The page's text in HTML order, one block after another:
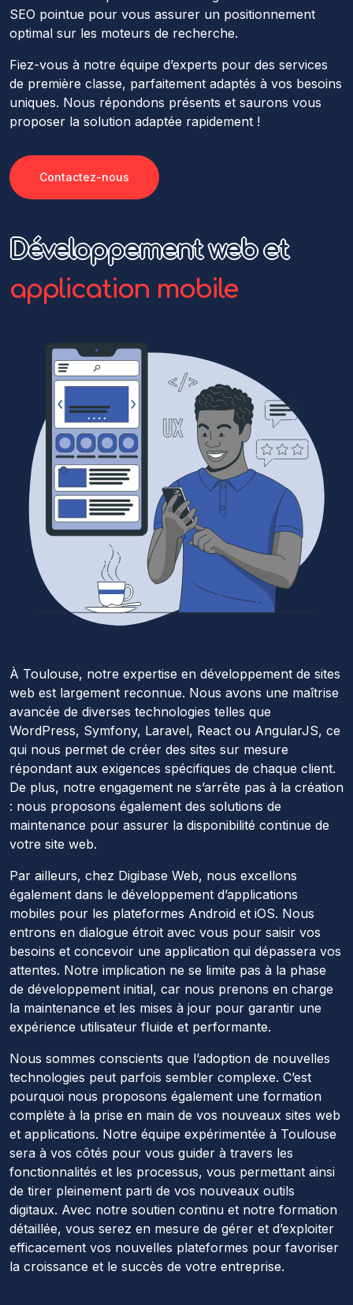
SEO pointue pour vous assurer un positionnement
optimal sur les moteurs de recherche.
Fiez-vous à notre équipe d’experts pour des services
de première classe, parfaitement adaptés à vos besoins
uniques. Nous répondons présents et saurons vous
proposer la solution adaptée rapidement !
Contactez-nous
Développement web et
application mobile
À Toulouse, notre expertise en développement de sites
web est largement reconnue. Nous avons une maîtrise
avancée de diverses technologies telles que
WordPress, Symfony, Laravel, React ou AngularJS, ce
qui nous permet de créer des sites sur mesure
répondant aux exigences spécifiques de chaque client.
De plus, notre engagement ne s’arrête pas à la création
: nous proposons également des solutions de
maintenance pour assurer la disponibilité continue de
votre site web.
Par ailleurs, chez Digibase Web, nous excellons
également dans le développement d’applications
mobiles pour les plateformes Android et iOS. Nous
entrons en dialogue étroit avec vous pour saisir vos
besoins et concevoir une application qui dépassera vos
attentes. Notre implication ne se limite pas à la phase
de développement initial, car nous prenons en charge
la maintenance et les mises à jour pour garantir une
expérience utilisateur fluide et performante.
Nous sommes conscients que l’adoption de nouvelles
technologies peut parfois sembler complexe. C’est
pourquoi nous proposons également une formation
complète à la prise en main de vos nouveaux sites web
et applications. Notre équipe expérimentée à Toulouse
sera à vos côtés pour vous guider à travers les
fonctionnalités et les processus, vous permettant ainsi
de tirer pleinement parti de vos nouveaux outils
digitaux. Avec notre soutien continu et notre formation
détaillée, vous serez en mesure de gérer et d’exploiter
efficacement vos nouvelles plateformes pour favoriser
la croissance et le succès de votre entreprise.